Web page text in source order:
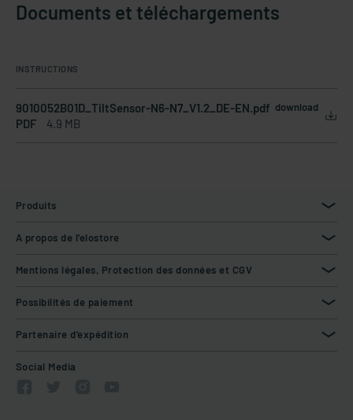
Documents et téléchargements
INSTRUCTIONS
9010052B01D_TiltSensor-N6-N7_V1.2_DE-EN.pdf
PDF
4.9 MB
download
Produits
A propos de l'elostore
Mentions légales, Protection des données et CGV
Possibilités de paiement
Partenaire d'expédition
Social Media